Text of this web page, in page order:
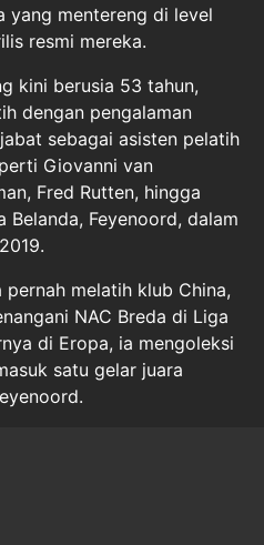
yang mentereng di level
resmi mereka.
kini berusia 53 tahun,
dengan pengalaman
sebagai asisten pelatih
Giovanni van
Fred Rutten, hingga
Feyenoord, dalam
pernah melatih klub China,
NAC Breda di Liga
di Eropa, ia mengoleksi
satu gelar juara